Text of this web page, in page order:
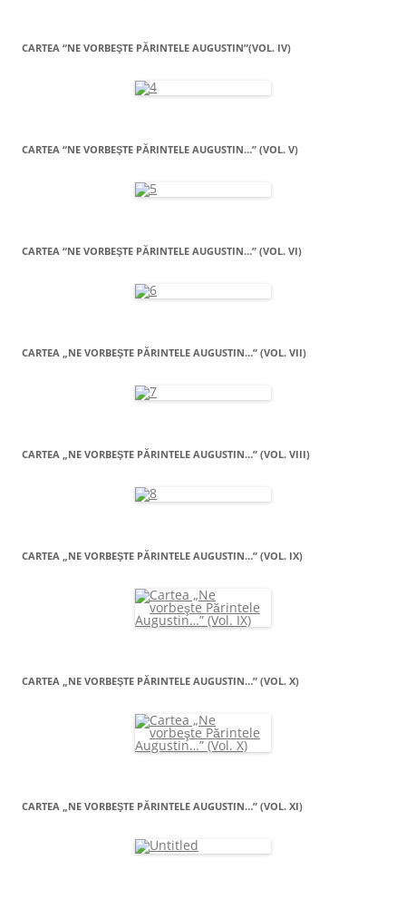
CARTEA “NE VORBEŞTE PĂRINTELE AUGUSTIN”(VOL. IV)
CARTEA “NE VORBEŞTE PĂRINTELE AUGUSTIN…” (VOL. V)
CARTEA “NE VORBEŞTE PĂRINTELE AUGUSTIN…” (VOL. VI)
CARTEA „NE VORBEŞTE PĂRINTELE AUGUSTIN…” (VOL. VII)
CARTEA „NE VORBEŞTE PĂRINTELE AUGUSTIN…” (VOL. VIII)
CARTEA „NE VORBEŞTE PĂRINTELE AUGUSTIN…” (VOL. IX)
CARTEA „NE VORBEŞTE PĂRINTELE AUGUSTIN…” (VOL. X)
CARTEA „NE VORBEŞTE PĂRINTELE AUGUSTIN…” (VOL. XI)